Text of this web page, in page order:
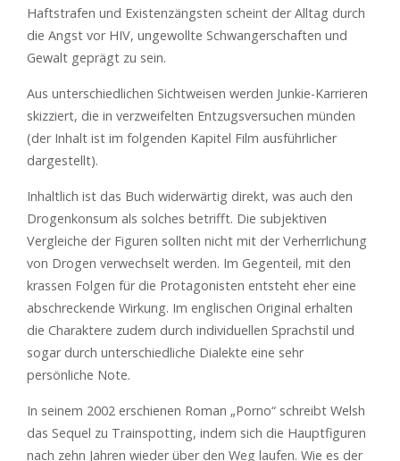
Haftstrafen und Existenzängsten scheint der Alltag durch
die Angst vor HIV, ungewollte Schwangerschaften und
Gewalt geprägt zu sein.
Aus unterschiedlichen Sichtweisen werden Junkie-Karrieren
skizziert, die in verzweifelten Entzugsversuchen münden
(der Inhalt ist im folgenden Kapitel Film ausführlicher
dargestellt).
Inhaltlich ist das Buch widerwärtig direkt, was auch den
Drogenkonsum als solches betrifft. Die subjektiven
Vergleiche der Figuren sollten nicht mit der Verherrlichung
von Drogen verwechselt werden. Im Gegenteil, mit den
krassen Folgen für die Protagonisten entsteht eher eine
abschreckende Wirkung. Im englischen Original erhalten
die Charaktere zudem durch individuellen Sprachstil und
sogar durch unterschiedliche Dialekte eine sehr
persönliche Note.
In seinem 2002 erschienen Roman „Porno“ schreibt Welsh
das Sequel zu Trainspotting, indem sich die Hauptfiguren
nach zehn Jahren wieder über den Weg laufen. Wie es der